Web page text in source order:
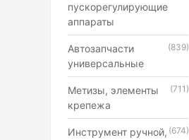
пускорегулирующие
аппараты
Автозапчасти
универсальные
(839)
Метизы, элементы
крепежа
(711)
Инструмент ручной, (674)